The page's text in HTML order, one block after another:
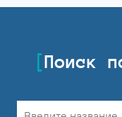
Поиск